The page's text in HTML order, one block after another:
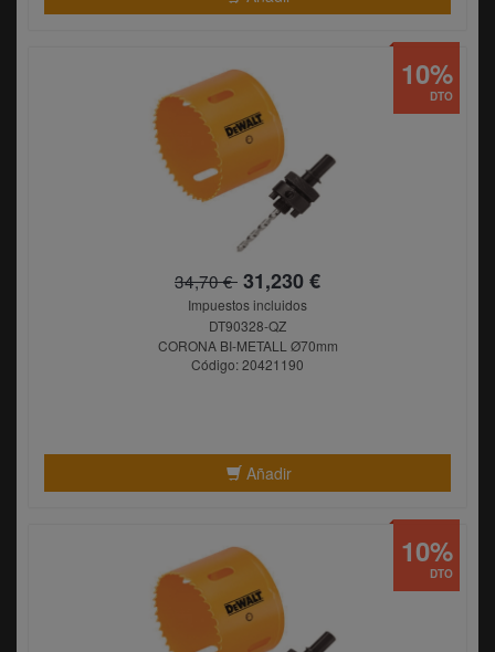
34,70 € 31,230 €
Impuestos incluidos
DT90328-QZ
CORONA BI-METALL Ø70mm
Código: 20421190
Añadir
DTO
10%
DTO
10%